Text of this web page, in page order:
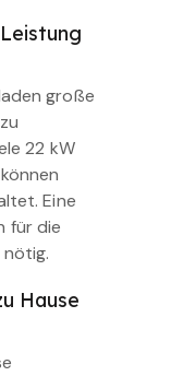
große
22 kW
Eine
für die
Hause